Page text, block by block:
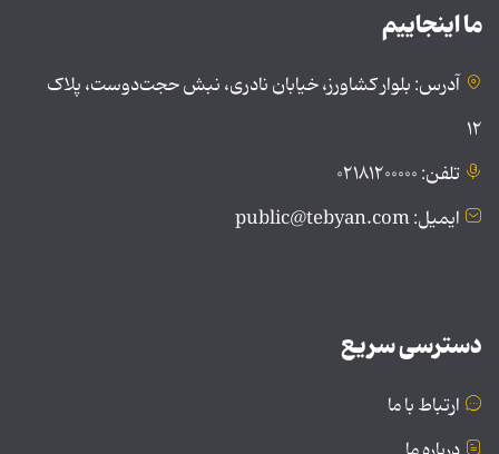
ما اینجاییم
آدرس: بلوار کشاورز، خیابان نادری، نبش حجت‌دوست، پلاک
۱۲
تلفن: ۰۲۱۸۱۲۰۰۰۰۰
ایمیل: public@tebyan.com
دسترسی سریع
ارتباط با ما